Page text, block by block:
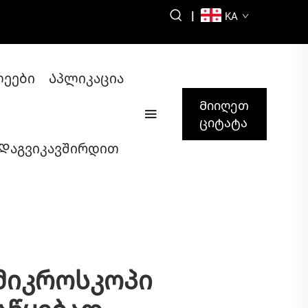
| KA
Აპლიკაცია
Მიიღეთ
ციტატა